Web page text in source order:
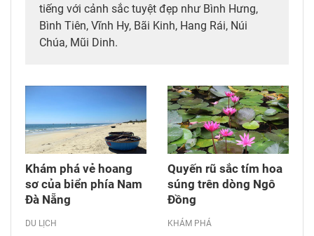
tiếng với cảnh sắc tuyệt đẹp như Bình Hưng,
Bình Tiên, Vĩnh Hy, Bãi Kinh, Hang Rái, Núi
Chúa, Mũi Dinh.
Khám phá vẻ hoang
sơ của biển phía Nam
Đà Nẵng
DU LỊCH
Quyến rũ sắc tím hoa
súng trên dòng Ngô
Đồng
KHÁM PHÁ